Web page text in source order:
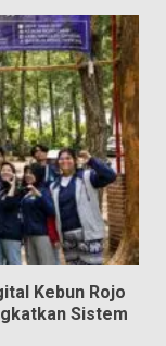
Kebun Rojo
Sistem